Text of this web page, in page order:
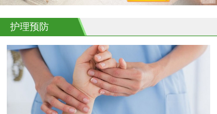
护理预防